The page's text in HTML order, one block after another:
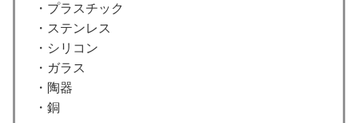
・プラスチック
・ステンレス
・シリコン
・ガラス
・陶器
・銅